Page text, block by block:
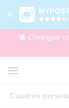
🪩 Consigue
Cuadros